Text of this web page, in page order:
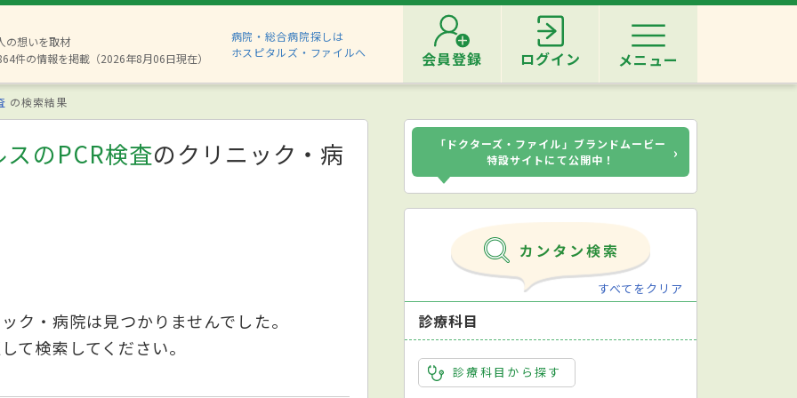
の想いを取材
件の情報を掲載（2026年8月06日現在）
病院・総合病院探しは
ホスピタルズ・ファイルへ
会員登録 ログイン メニュー
の検索結果
のPCR検査のクリニック・病
ク・病院は見つかりませんでした。
て検索してください。
「ドクターズ・ファイル」ブランドムービー
特設サイトにて公開中！
›
すべてをクリア
診療科目
診療科目から探す